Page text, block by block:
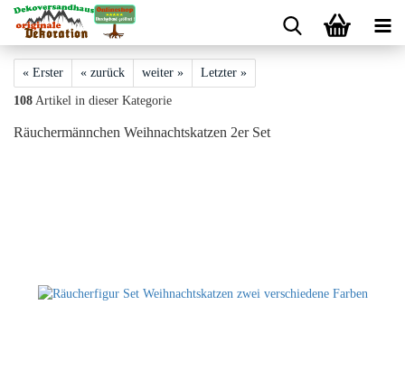
« Erster « zurück weiter » Letzter »
108 Artikel in dieser Kategorie
Räuchermännchen Weihnachtskatzen 2er Set